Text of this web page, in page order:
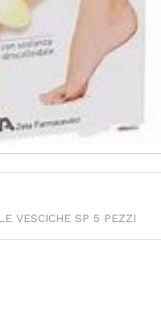
VESCICHE SP 5 PEZZI